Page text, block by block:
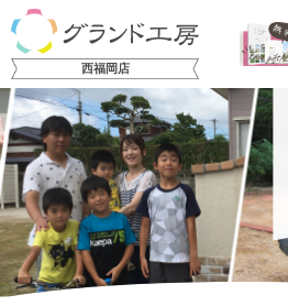
西福岡店